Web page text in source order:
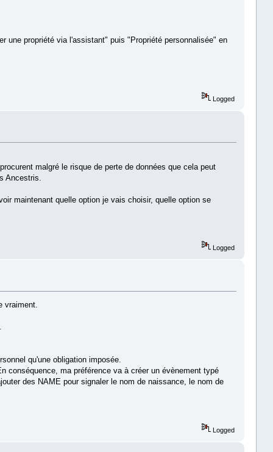
une propriété via l'assistant" puis "Propriété personnalisée" en
Logged
malgré le risque de perte de données que cela peut
Ancestris.
maintenant quelle option je vais choisir, quelle option se
Logged
vraiment.
qu'une obligation imposée.
conséquence, ma préférence va à créer un évènement typé
des NAME pour signaler le nom de naissance, le nom de
Logged